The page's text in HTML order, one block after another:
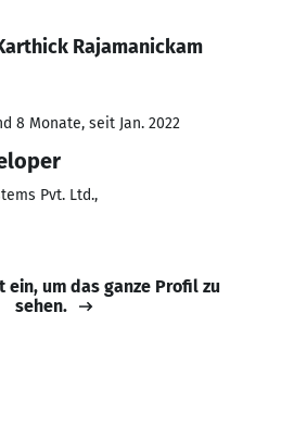
Rajamanickam
8 Monate, seit Jan. 2022
Pvt. Ltd.,
ein, um das ganze Profil zu
sehen.